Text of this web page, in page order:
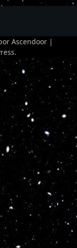
Ascendoor |
.
and search engines.